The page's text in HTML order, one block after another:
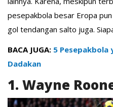
pesepakbola besar Eropa
gol tendangan salto juga.
BACA JUGA: 5 Pesepakbola
Dadakan
1. Wayne